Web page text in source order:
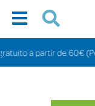
a partir de 60€